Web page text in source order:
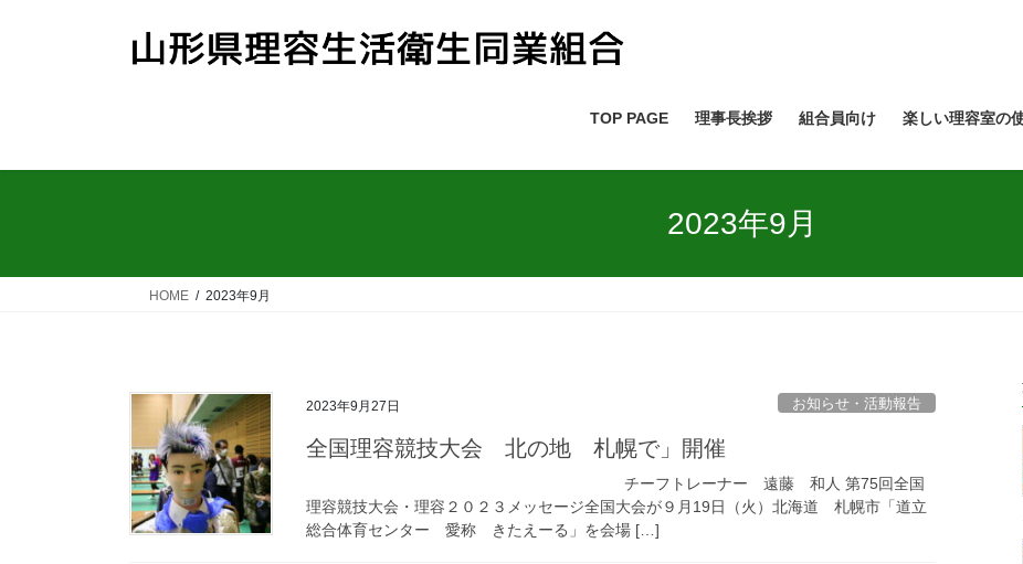
ス
ン
TOP PAGE 理事長挨拶 組合員向け 楽しい理容室の
2023年9月
HOME 2023年9月
2023年9月27日 お知らせ・活動報告
全国理容競技大会 北の地 札幌で」開催
チーフトレーナー 遠藤 和人 第75回全国
理容競技大会・理容２０２３メッセージ全国大会が９月19日（火）北海道 札幌市「道立
総合体育センター 愛称 きたえーる」を会場 […]